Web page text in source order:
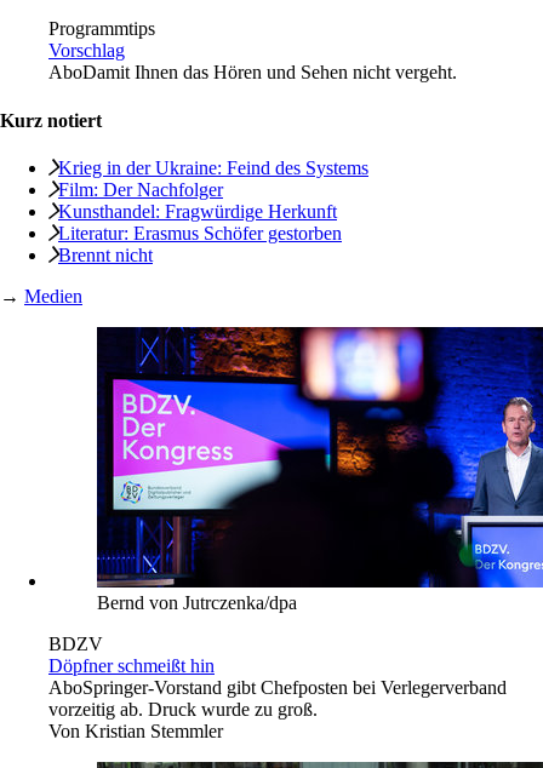
Programmtips
Vorschlag
AboDamit Ihnen das Hören und Sehen nicht vergeht.
Kurz notiert
Krieg in der Ukraine: Feind des Systems
Film: Der Nachfolger
Kunsthandel: Fragwürdige Herkunft
Literatur: Erasmus Schöfer gestorben
Brennt nicht
→ Medien
Bernd von Jutrczenka/dpa
BDZV
Döpfner schmeißt hin
AboSpringer-Vorstand gibt Chefposten bei Verlegerverband
vorzeitig ab. Druck wurde zu groß.
Von Kristian Stemmler